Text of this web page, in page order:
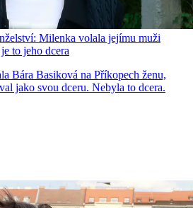
Milenka volala jejímu muži
to jeho dcera
Bára Basiková na Příkopech ženu,
jako svou dceru. Nebyla to dcera.